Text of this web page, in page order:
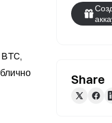
Share